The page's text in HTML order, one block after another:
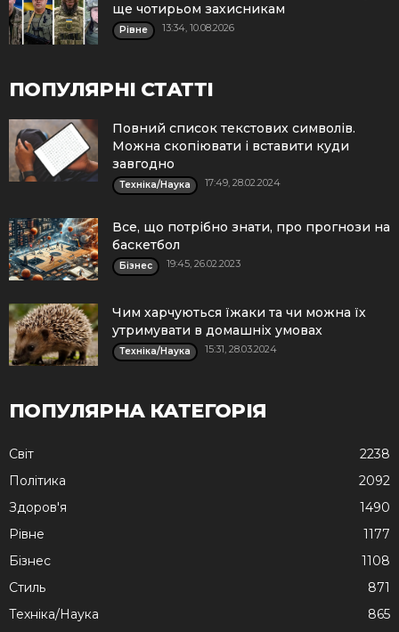
ще чотирьом захисникам
Рівне 13:34, 10.08.2026
ПОПУЛЯРНІ СТАТТІ
Повний список текстових символів.
Можна скопіювати і вставити куди
завгодно
Техніка/Наука 17:49, 28.02.2024
Все, що потрібно знати, про прогнози на
баскетбол
Бізнес 19:45, 26.02.2023
Чим харчуються їжаки та чи можна їх
утримувати в домашніх умовах
Техніка/Наука 15:31, 28.03.2024
ПОПУЛЯРНА КАТЕГОРІЯ
Cвіт
2238
Політика
2092
Здоров'я
1490
Рівне
1177
Бізнес
1108
Стиль
871
Техніка/Наука
865